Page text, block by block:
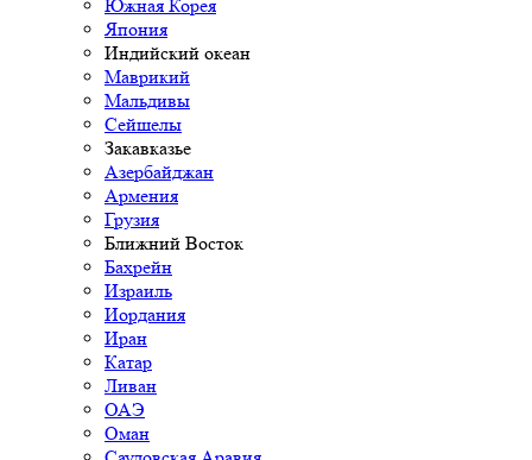
Южная Корея
Япония
Индийский океан
Маврикий
Мальдивы
Сейшелы
Закавказье
Азербайджан
Армения
Грузия
Ближний Восток
Бахрейн
Израиль
Иордания
Иран
Катар
Ливан
ОАЭ
Оман